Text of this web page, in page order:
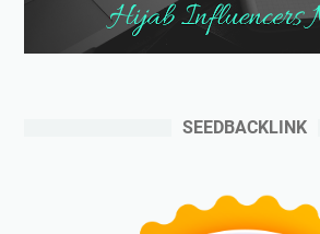
SEEDBACKLINK